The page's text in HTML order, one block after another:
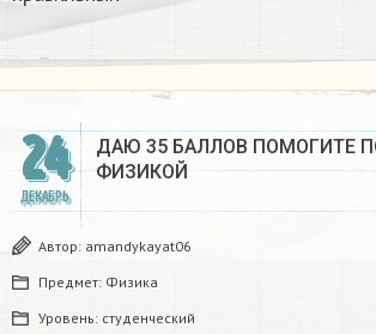
24
ДЕКАБРЬ
ДАЮ 35 БАЛЛОВ ПОМОГИТЕ
ФИЗИКОЙ
Автор: amandykayat06
Предмет: Физика
Уровень: студенческий